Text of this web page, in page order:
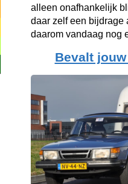
alleen onafhankelijk
daar zelf een bijdrage
daarom vandaag nog
Bevalt